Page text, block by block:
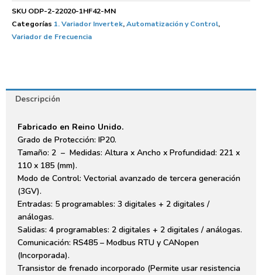
SKU ODP-2-22020-1HF42-MN
Categorías 1. Variador Invertek,Automatización y Control,
Variador de Frecuencia
Descripción
Fabricado en Reino Unido.
Grado de Protección: IP20.
Tamaño: 2 – Medidas: Altura x Ancho x Profundidad: 221 x
110 x 185 (mm).
Modo de Control: Vectorial avanzado de tercera generación
(3GV).
Entradas: 5 programables: 3 digitales + 2 digitales /
análogas.
Salidas: 4 programables: 2 digitales + 2 digitales / análogas.
Comunicación: RS485 – Modbus RTU y CANopen
(Incorporada).
Transistor de frenado incorporado (Permite usar resistencia